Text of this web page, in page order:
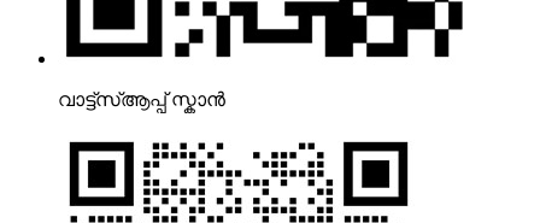
വാട്ട്‌സ്ആപ്പ് സ്കാൻ